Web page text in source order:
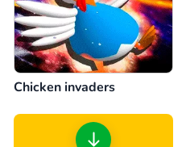
Chicken invaders